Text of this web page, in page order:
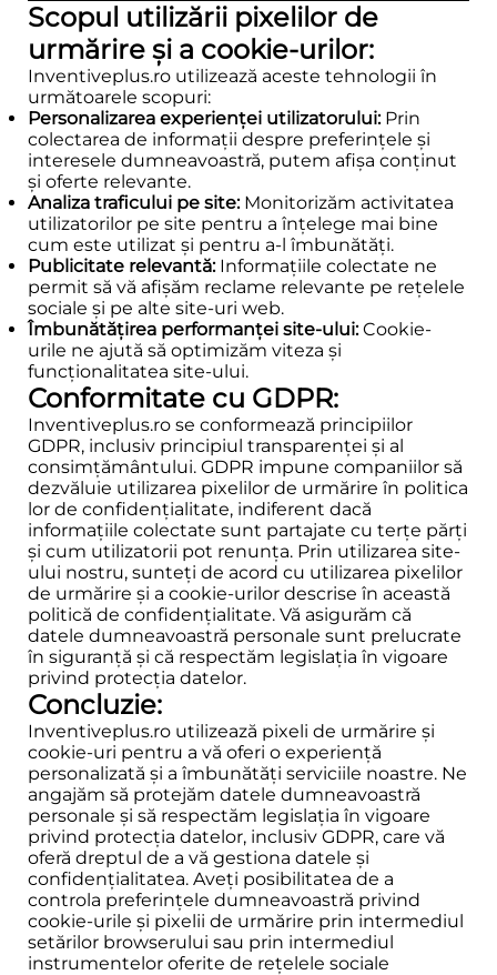
Scopul utilizării pixelilor de
urmărire și a cookie-urilor:
Inventiveplus.ro utilizează aceste tehnologii în
următoarele scopuri:
Personalizarea experienței utilizatorului:Prin
colectarea de informații despre preferințele și
interesele dumneavoastră, putem afișa conținut
și oferte relevante.
Analiza traficului pe site:Monitorizăm activitatea
utilizatorilor pe site pentru a înțelege mai bine
cum este utilizat și pentru a-l îmbunătăți.
Publicitate relevantă:Informațiile colectate ne
permit să vă afișăm reclame relevante pe rețelele
sociale și pe alte site-uri web.
Îmbunătățirea performanței site-ului:Cookie-
urile ne ajută să optimizăm viteza și
funcționalitatea site-ului.
Conformitate cu GDPR:
Inventiveplus.ro se conformează principiilor
GDPR, inclusiv principiul transparenței și al
consimțământului. GDPR impune companiilor să
dezvăluie utilizarea pixelilor de urmărire în politica
lor de confidențialitate, indiferent dacă
informațiile colectate sunt partajate cu terțe părți
și cum utilizatorii pot renunța. Prin utilizarea site-
ului nostru, sunteți de acord cu utilizarea pixelilor
de urmărire și a cookie-urilor descrise în această
politică de confidențialitate. Vă asigurăm că
datele dumneavoastră personale sunt prelucrate
în siguranță și că respectăm legislația în vigoare
privind protecția datelor.
Concluzie:
Inventiveplus.ro utilizează pixeli de urmărire și
cookie-uri pentru a vă oferi o experiență
personalizată și a îmbunătăți serviciile noastre. Ne
angajăm să protejăm datele dumneavoastră
personale și să respectăm legislația în vigoare
privind protecția datelor, inclusiv GDPR, care vă
oferă dreptul de a vă gestiona datele și
confidențialitatea. Aveți posibilitatea de a
controla preferințele dumneavoastră privind
cookie-urile și pixelii de urmărire prin intermediul
setărilor browserului sau prin intermediul
instrumentelor oferite de rețelele sociale